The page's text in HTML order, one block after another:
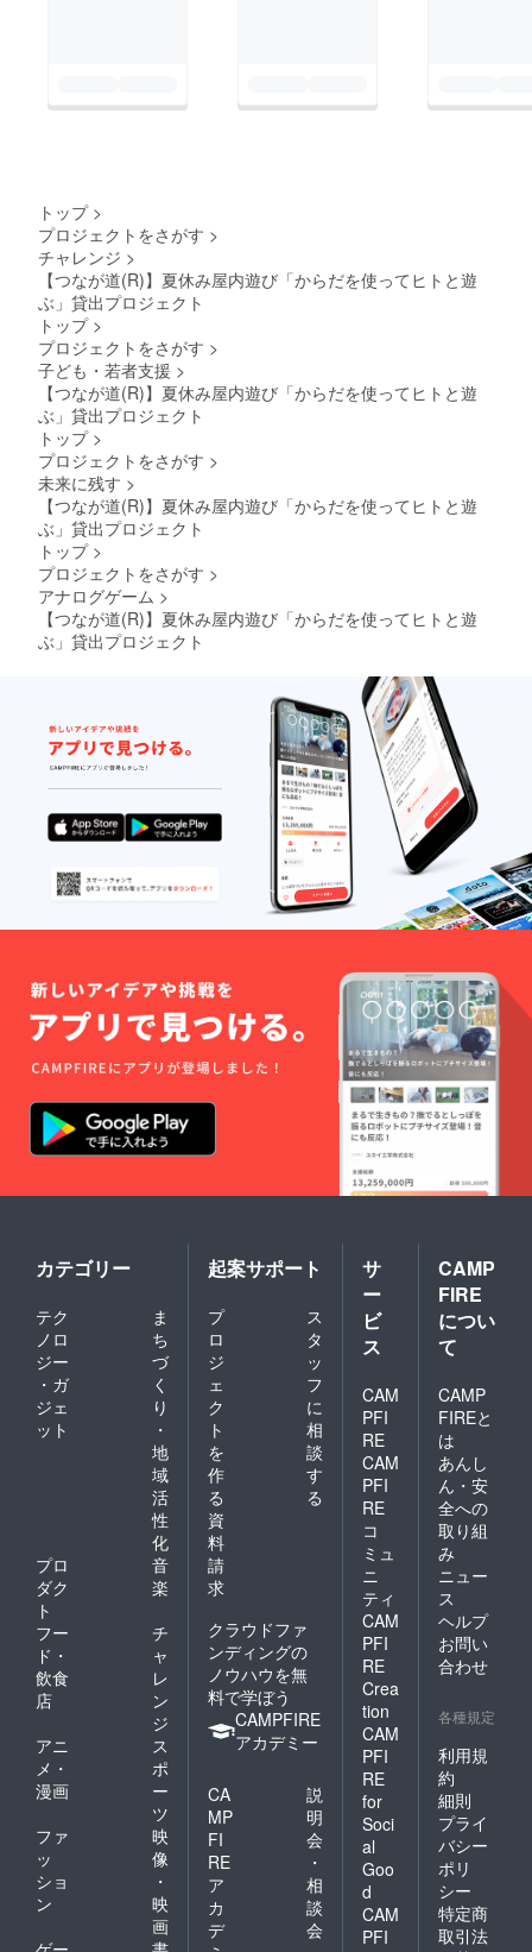
トップ >
プロジェクトをさがす >
チャレンジ >
【つなが道(R)】夏休み屋内遊び「からだを使ってヒトと遊
ぶ」貸出プロジェクト
トップ >
プロジェクトをさがす >
子ども・若者支援 >
【つなが道(R)】夏休み屋内遊び「からだを使ってヒトと遊
ぶ」貸出プロジェクト
トップ >
プロジェクトをさがす >
未来に残す >
【つなが道(R)】夏休み屋内遊び「からだを使ってヒトと遊
ぶ」貸出プロジェクト
トップ >
プロジェクトをさがす >
アナログゲーム >
【つなが道(R)】夏休み屋内遊び「からだを使ってヒトと遊
ぶ」貸出プロジェクト
カテゴリー
テク
ノロ
ジー
・ガ
ジェ
ット
ま
ち
づ
く
り
・
地
域
活
性
化
プロ
ダク
ト
音
楽
フー
ド・
飲食
店
チ
ャ
レ
ン
ジ
アニ
メ・
漫画
ス
ポ
ー
ツ
ファ
ッ
ショ
ン
映
像
・
映
画
起案サポート
プ
ロ
ジ
ェ
ク
ト
を
作
る
ス
タ
ッ
フ
に
相
談
す
る
資
料
請
求
クラウドファ
ンディングの
ノウハウを無
料で学ぼう
CAMPFIRE
アカデミー
CA
MP
FI
RE
ア
カ
デ
説
明
会
・
相
談
会
サ
ー
ビ
ス
CAM
PFI
RE
CAM
PFI
RE
コ
ミュ
ニ
ティ
CAM
PFI
RE
Crea
tion
CAM
PFI
RE
for
Soci
al
Goo
d
CAM
PFI
CAMP
FIRE
につい
て
CAMP
FIREと
は
あんし
ん・安
全への
取り組
み
ニュー
ス
ヘルプ
お問い
合わせ
各種規定
利用規
約
細則
プライ
バシー
ポリ
シー
特定商
取引法